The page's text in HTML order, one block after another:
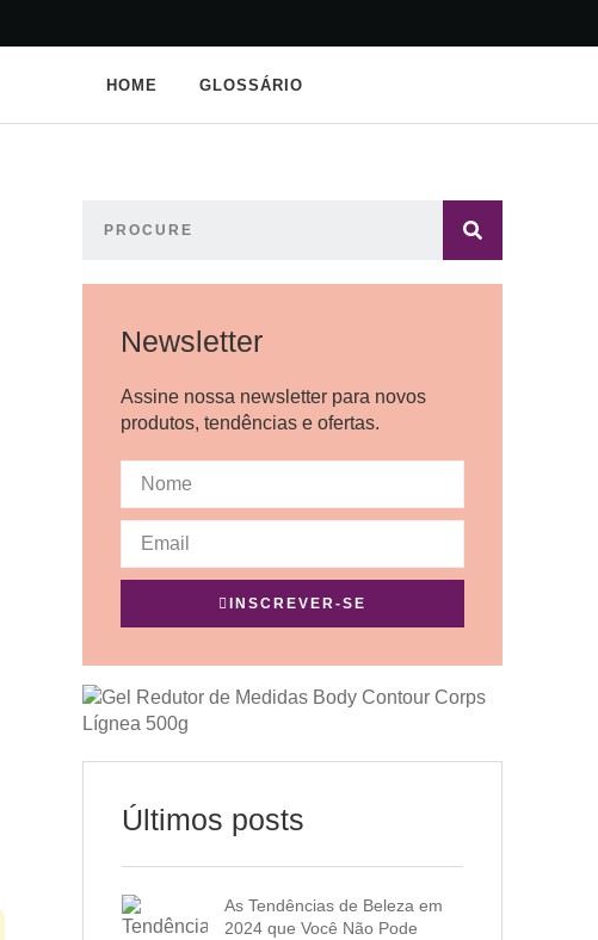
HOME GLOSSÁRIO
Newsletter
Assine nossa newsletter para novos
produtos, tendências e ofertas.
INSCREVER-SE
Últimos posts
As Tendências de Beleza em
2024 que Você Não Pode